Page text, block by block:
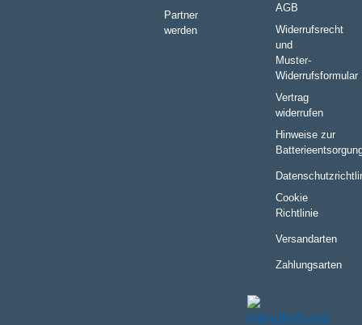
Partner
werden
AGB
Widerrufsrecht
und
Muster-
Widerrufsformular
Vertrag
widerrufen
Hinweise zur
Cookie
Richtlinie
Versandarten
Zahlungsarten